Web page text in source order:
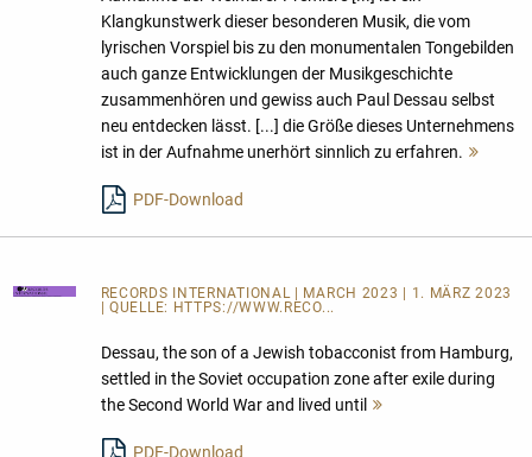
Klangkunstwerk dieser besonderen Musik, die vom
lyrischen Vorspiel bis zu den monumentalen Tongebilden
auch ganze Entwicklungen der Musikgeschichte
zusammenhören und gewiss auch Paul Dessau selbst
neu entdecken lässt. [...] die Größe dieses Unternehmens
ist in der Aufnahme unerhört sinnlich zu erfahren.
PDF-Download
RECORDS INTERNATIONAL
| MARCH 2023 | 1. MÄRZ 2023
| QUELLE: HTTPS://WWW.RECO...
Dessau, the son of a Jewish tobacconist from Hamburg,
settled in the Soviet occupation zone after exile during
the Second World War and lived until
PDF-Download